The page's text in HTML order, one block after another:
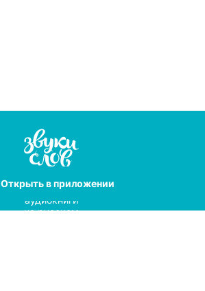
Открытьв приложении
Лучшие
аудиокниги
на русском